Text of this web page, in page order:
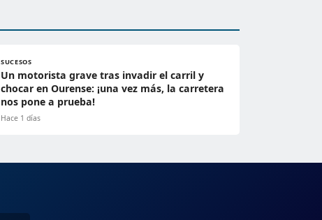
SUCESOS
Un motorista grave tras invadir el carril y
chocar en Ourense: ¡una vez más, la carretera
nos pone a prueba!
Hace 1 días